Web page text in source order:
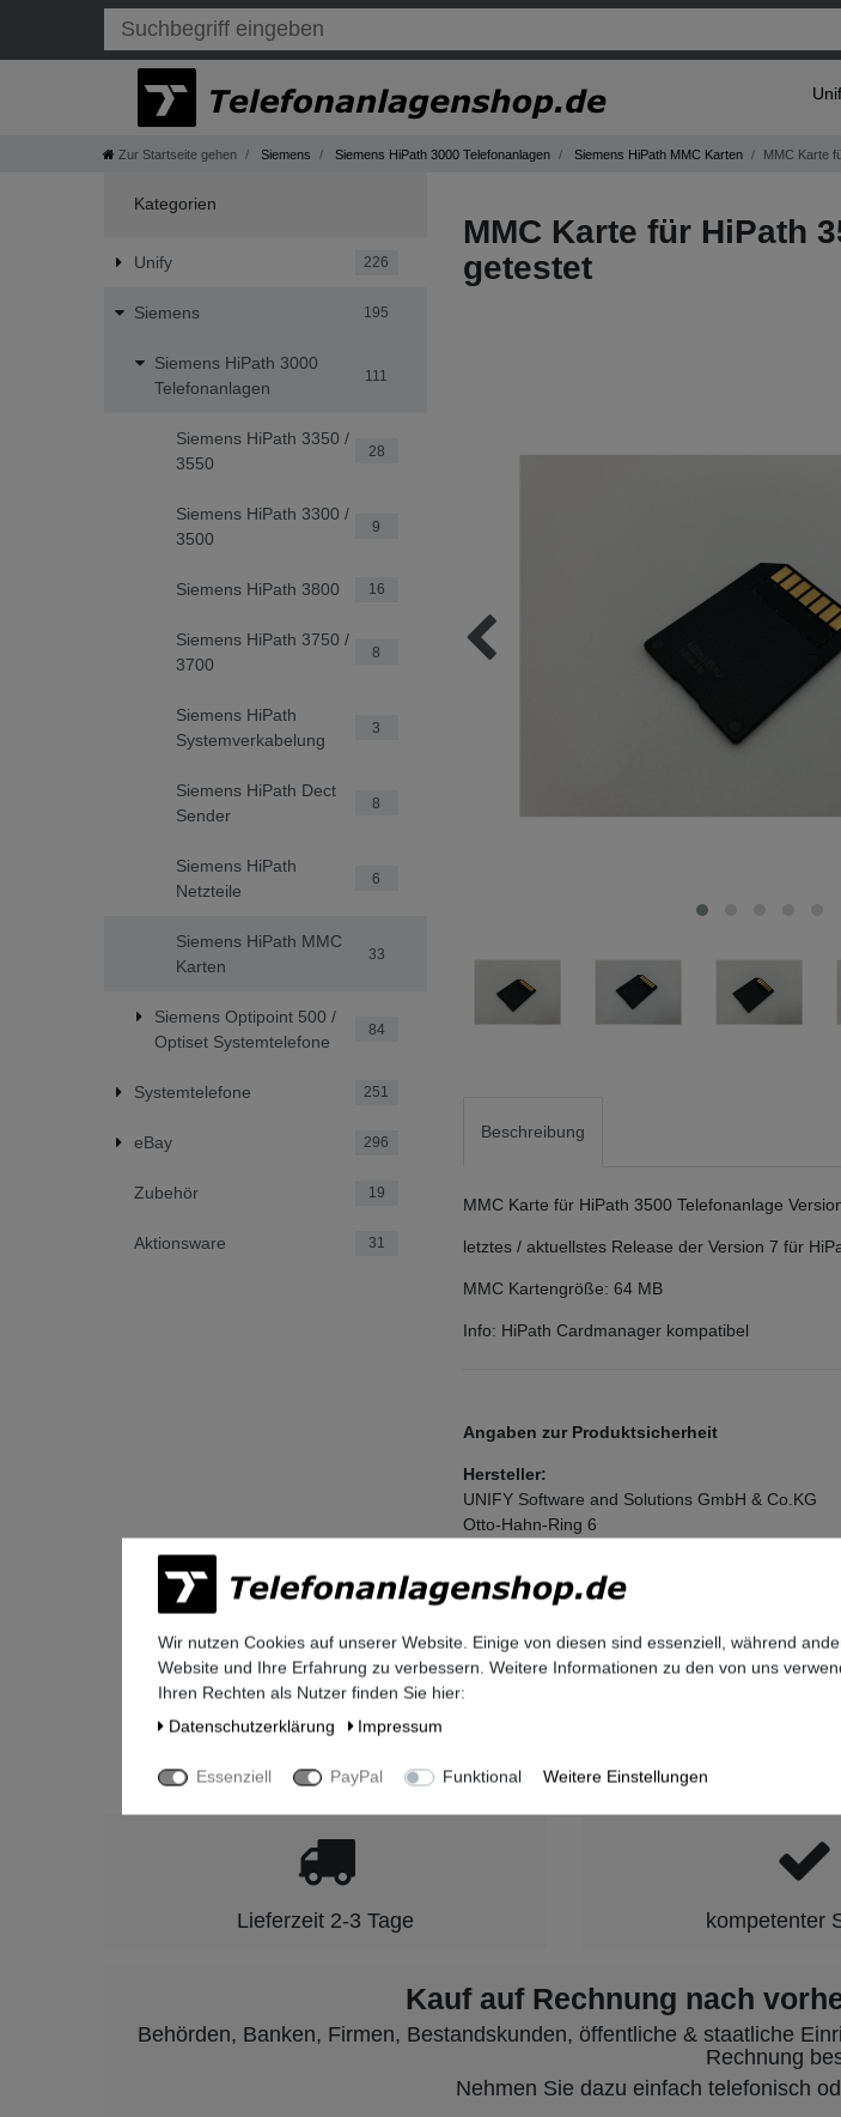
Zur Startseite gehen Siemens Siemens HiPath 3000 Telefonanlagen Siemens HiPath MMC Karten MMC Karte
Kategorien
Unify 226
Siemens 195
Siemens HiPath 3000
Telefonanlagen
111
Siemens HiPath 3350 /
3550
28
Siemens HiPath 3300 /
3500
9
Siemens HiPath 3800 16
Siemens HiPath 3750 /
3700
8
Siemens HiPath
Systemverkabelung
3
Siemens HiPath Dect
Sender
8
Siemens HiPath
Netzteile
6
Siemens HiPath MMC
Karten
33
Siemens Optipoint 500 /
Optiset Systemtelefone
84
Systemtelefone 251
eBay 296
Zubehör 19
Aktionsware 31
MMC Karte für HiPath
getestet
Beschreibung
MMC Karte für HiPath 3500 Telefonanlage
letztes / aktuellstes Release der Version 7 für
MMC Kartengröße: 64 MB
Info: HiPath Cardmanager kompatibel
Angaben zur Produktsicherheit
Hersteller:
UNIFY Software and Solutions GmbH & Co.KG
Otto-Hahn-Ring 6
Deutschland
legal@mitel.com
Seit 2009 stehen wir für Qualität,
Lieferzeit 2-3 Tage kompetenter
Kauf auf Rechnung nach
Behörden, Banken, Firmen, Bestandskunden, öffentliche & staatliche
Rechnung
Nehmen Sie dazu einfach telefonisch
Wir nutzen Cookies auf unserer Website. Einige von diesen sind essenziell, während
Website und Ihre Erfahrung zu verbessern. Weitere Informationen zu den von uns
Ihren Rechten als Nutzer finden Sie hier:
Daten­schutz­erklärung
Impressum
Essenziell PayPal Funktional Weitere Einstellungen